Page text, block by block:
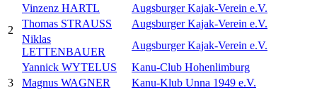
2
Vinzenz HARTL
Augsburger Kajak-Verein e.V.
Thomas STRAUSS
Augsburger Kajak-Verein e.V.
Niklas
LETTENBAUER
Augsburger Kajak-Verein e.V.
3
Yannick WYTELUS
Kanu-Club Hohenlimburg
Magnus WAGNER
Kanu-Klub Unna 1949 e.V.